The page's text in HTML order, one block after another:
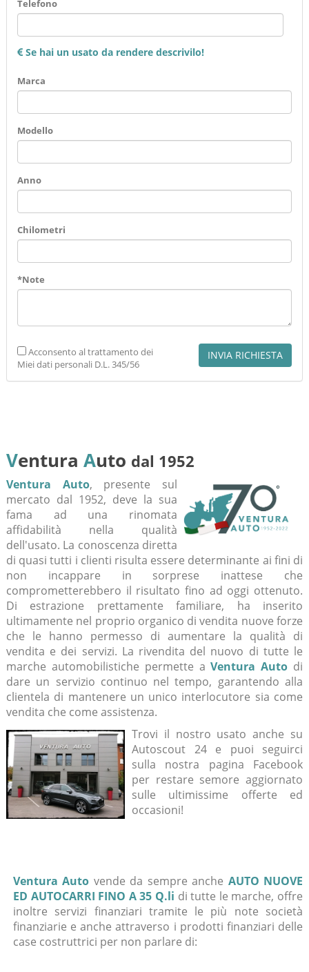
Telefono
Se hai un usato da rendere descrivilo!
Marca
Modello
Anno
Chilometri
*Note
Acconsento al trattamento dei
Miei dati personali D.L. 345/56
Ventura Auto dal 1952
Ventura Auto, presente sul
mercato dal 1952, deve la sua
fama ad una rinomata
affidabilità nella qualità
dell'usato. La conoscenza diretta
di quasi tutti i clienti risulta essere determinante ai fini di
non incappare in sorprese inattese che
comprometterebbero il risultato fino ad oggi ottenuto.
Di estrazione prettamente familiare, ha inserito
ultimamente nel proprio organico di vendita nuove forze
che le hanno permesso di aumentare la qualità di
vendita e dei servizi. La rivendita del nuovo di tutte le
marche automobilistiche permette aVentura Auto di
dare un servizio continuo nel tempo, garantendo alla
clientela di mantenere un unico interlocutore sia come
vendita che come assistenza.
Trovi il nostro usato anche su
Autoscout 24 e puoi seguirci
sulla nostra pagina Facebook
per restare semore aggiornato
sulle ultimissime offerte ed
occasioni!
Ventura Auto vende da sempre anche AUTO NUOVE
ED AUTOCARRI FINO A 35 Q.li di tutte le marche, offre
inoltre servizi finanziari tramite le più note società
finanziarie e anche attraverso i prodotti finanziari delle
case costruttrici per non parlare di: